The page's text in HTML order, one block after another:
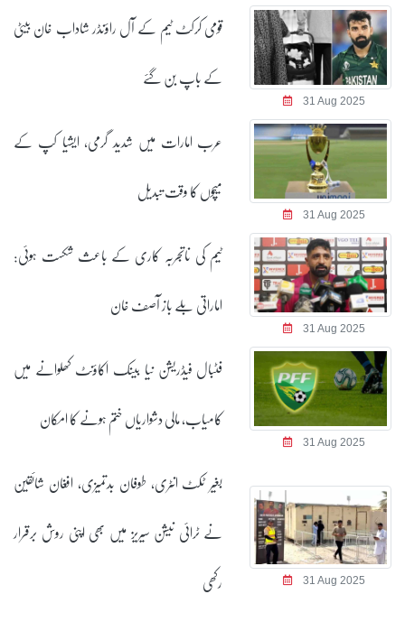
قومی کرکٹ ٹیم کے آل راؤنڈر شاداب خان بیٹی
کے باپ بن گئے
عرب امارات میں شدید گرمی، ایشیا کپ کے
میچوں کا وقت تبدیل
ٹیم کی ناتجربہ کاری کے باعث شکست ہوئی:
اماراتی بلے باز آصف خان
فٹبال فیڈریشن نیا بینک اکاؤنٹ کھلوانے میں
کامیاب، مالی دشواریاں ختم ہونے کا امکان
بغیر ٹکٹ انٹری، طوفان بدتمیزی، افغان شائقین
نے ٹرائی نیشن سیریز میں بھی اپنی روش برقرار
رکھی